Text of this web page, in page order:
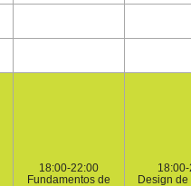
18:00-22:00
Fundamentos de
Design